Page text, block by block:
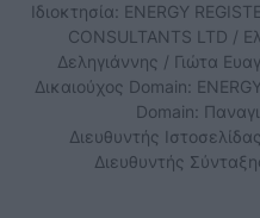
Ιδιοκτησία: ENERGY
CONSULTANTS LTD /
Δεληγιάννης / Γιώτα
Δικαιούχος Domain:
Domain:
Διευθυντής
Διευθυντής